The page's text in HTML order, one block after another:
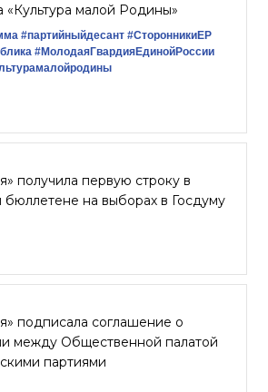
«Культура малой Родины»
#партийныйдесант #СторонникиЕР
#МолодаяГвардияЕдинойРоссии
получила первую строку в
бюллетене на выборах в Госдуму
подписала соглашение о
между Общественной палатой
партиями